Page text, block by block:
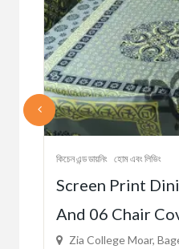
কিচেন এন্ড ডায়নিং হোম এবং লিভিং
Screen Print
And 06 Chair
Zia College Moar,